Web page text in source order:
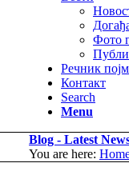
Фото
Речник
Контакт
Search
Menu
Blog - Latest
You are here: